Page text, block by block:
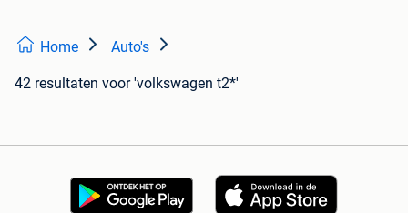
Home Auto's
42 resultaten voor 'volkswagen t2*'